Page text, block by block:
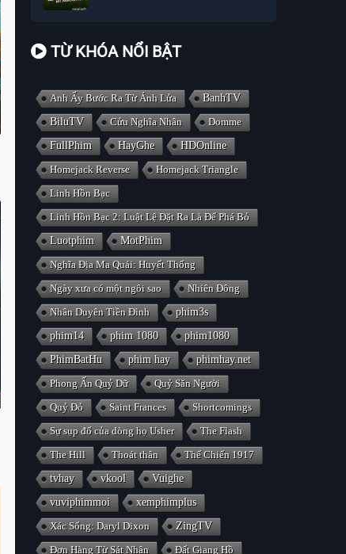
TỪ KHÓA NỔI BẬT
Anh Ấy Bước Ra Từ Ánh Lửa
BanhTV
BiluTV
Cửu Nghĩa Nhân
Domme
FullPhim
HayGhe
HDOnline
Homejack Reverse
Homejack Triangle
Linh Hồn Bạc
Linh Hồn Bạc 2: Luật Lệ Đặt Ra Là Để Phá Bỏ
Luotphim
MotPhim
Nghĩa Địa Ma Quái: Huyết Thống
Ngày xưa có một ngôi sao
Nhiên Đông
Nhân Duyên Tiền Đình
phim3s
phim14
phim 1080
phim1080
PhimBatHu
phim hay
phimhay.net
Phong Ấn Quỷ Dữ
Quỷ Săn Người
Quỷ Đỏ
Saint Frances
Shortcomings
Sự sụp đổ của dòng họ Usher
The Flash
The Hill
Thoát thân
Thế Chiến 1917
tvhay
vkool
Vuighe
vuviphimmoi
xemphimplus
Xác Sống: Daryl Dixon
ZingTV
Đơn Hàng Từ Sát Nhân
Đất Giang Hồ